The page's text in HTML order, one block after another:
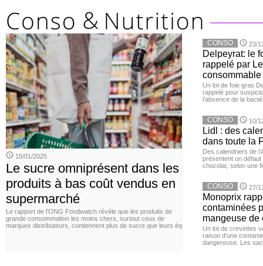
15/01/2025
Le sucre omniprésent dans les
produits à bas coût vendus en
supermarché
Le rapport de l'ONG Foodwatch révèle que les produits de
grande consommation les moins chers, surtout ceux de
marques distributeurs, contiennent plus de sucre que leurs éq
CONSO 23/
Delpeyrat: le
rappelé par
consommable
Un lot de foie gras
rappelé pour
l'absence de la
CONSO 10/
Lidl : des
dans toute la
Des calendriers de
présentent un défaut
chocolat, selon une
CONSO 27/
Monoprix
contaminées
mangeuse de
Un lot de crevettes
raison d'une
dangereuse. Les